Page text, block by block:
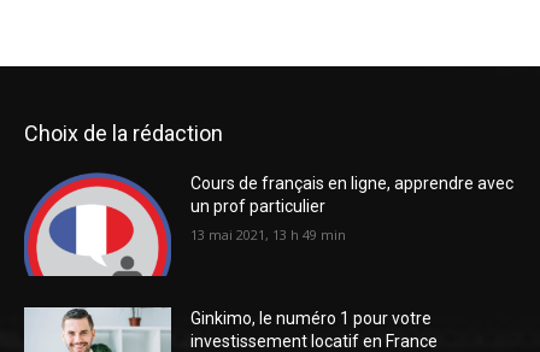
Choix de la rédaction
Cours de français en ligne, apprendre avec
un prof particulier
13 mai 2021, 13 h 49 min
Ginkimo, le numéro 1 pour votre
investissement locatif en France